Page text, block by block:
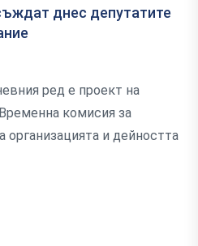
днес депутатите
ред е проект на
комисия за
организацията и дейността